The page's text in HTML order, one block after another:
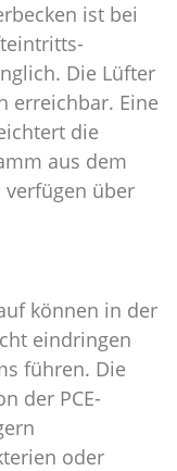
ist bei
Die Lüfter
erreichbar. Eine
die
aus dem
verfügen über
können in der
eindringen
führen. Die
der PCE-
oder